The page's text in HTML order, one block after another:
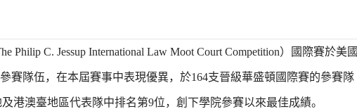
C. Jessup International Law Moot Court Competition）國際賽於美國
賽隊伍，在本屆賽事中表現優異，於164支晉級華盛頓國際賽的參賽隊
港澳臺地區代表隊中排名第9位，創下學院參賽以來最佳成績。